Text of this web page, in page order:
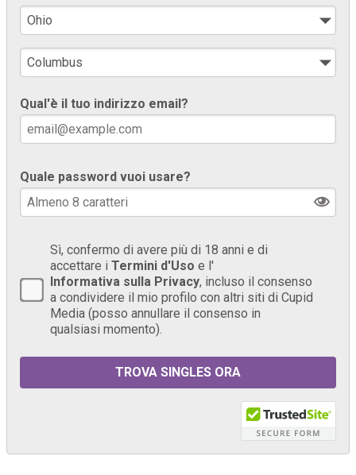
Qual'è il tuo indirizzo email?
Quale password vuoi usare?
Sì, confermo di avere più di 18 anni e di
accettare i Termini d'Uso e l'
Informativa sulla Privacy, incluso il consenso
a condividere il mio profilo con altri siti di Cupid
Media (posso annullare il consenso in
qualsiasi momento).